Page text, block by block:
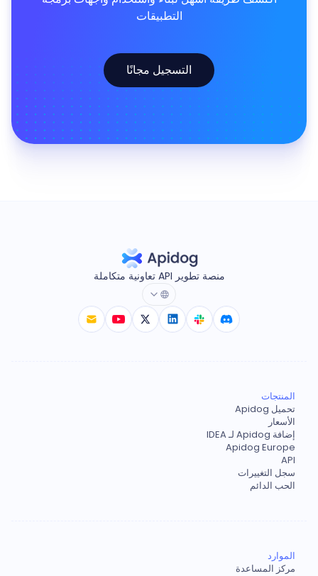
التطبيقات
التسجيل مجانًا
منصة تطوير API تعاونية متكاملة
المنتجات
تحميل Apidog
الأسعار
إضافة Apidog لـ IDEA
Apidog Europe
API
سجل التغييرات
الحب الدائم
الموارد
مركز المساعدة